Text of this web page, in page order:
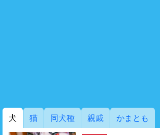
犬 猫 同犬種 親戚 かまとも